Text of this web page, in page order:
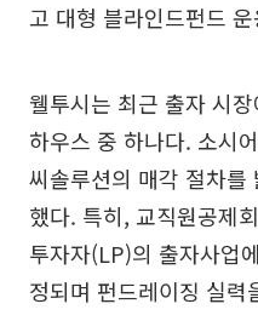
고 대형 블라인드펀드
웰투시는 최근 출자 시
하우스 중 하나다. 소시
씨솔루션의 매각 절차를
했다. 특히, 교직원공제
투자자(LP)의 출자사업
정되며 펀드레이징 실력